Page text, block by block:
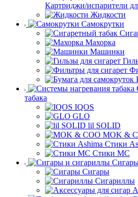
Картриджи/испарители
Жидкости
Самокрутки
Махорка
Машинки
табака
IQOS
GLO
lil SOLID
MOK &
Стики
Стики MC
Сигары
Сигариллы